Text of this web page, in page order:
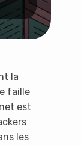
la
faille
est
les